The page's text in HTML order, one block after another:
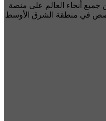
أنحاء العالم على منصة
في منطقة الشرق الأوسط